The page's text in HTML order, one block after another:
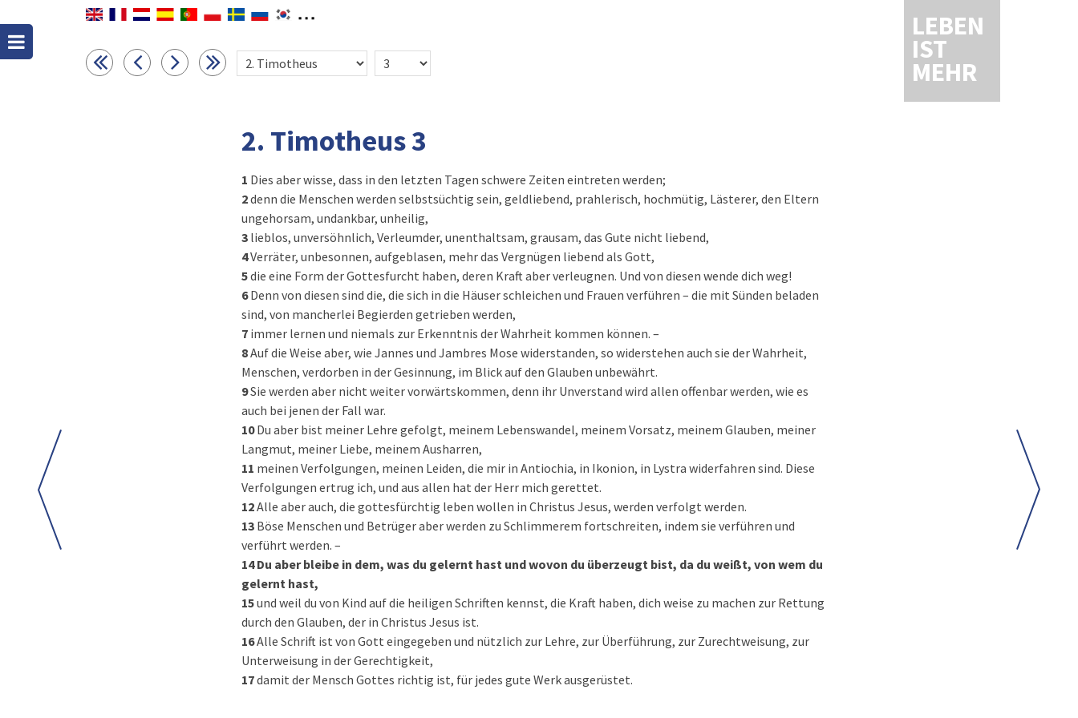
LEBEN
IST
MEHR
2. Timotheus 3
1 Dies aber wisse, dass in den letzten Tagen schwere Zeiten eintreten werden;
2denn die Menschen werden selbstsüchtig sein, geldliebend, prahlerisch, hochmütig, Lästerer, den Eltern
ungehorsam, undankbar, unheilig,
3 lieblos, unversöhnlich, Verleumder, unenthaltsam, grausam, das Gute nicht liebend,
4Verräter, unbesonnen, aufgeblasen, mehr das Vergnügen liebend als Gott,
5die eine Form der Gottesfurcht haben, deren Kraft aber verleugnen. Und von diesen wende dich weg!
6Denn von diesen sind die, die sich in die Häuser schleichen und Frauen verführen – die mit Sünden beladen
sind, von mancherlei Begierden getrieben werden,
7 immer lernen und niemals zur Erkenntnis der Wahrheit kommen können. –
8Auf die Weise aber, wie Jannes und Jambres Mose widerstanden, so widerstehen auch sie der Wahrheit,
Menschen, verdorben in der Gesinnung, im Blick auf den Glauben unbewährt.
9Sie werden aber nicht weiter vorwärtskommen, denn ihr Unverstand wird allen offenbar werden, wie es
auch bei jenen der Fall war.
10Du aber bist meiner Lehre gefolgt, meinem Lebenswandel, meinem Vorsatz, meinem Glauben, meiner
Langmut, meiner Liebe, meinem Ausharren,
11 meinen Verfolgungen, meinen Leiden, die mir in Antiochia, in Ikonion, in Lystra widerfahren sind. Diese
Verfolgungen ertrug ich, und aus allen hat der Herr mich gerettet.
12Alle aber auch, die gottesfürchtig leben wollen in Christus Jesus, werden verfolgt werden.
13 Böse Menschen und Betrüger aber werden zu Schlimmerem fortschreiten, indem sie verführen und
verführt werden. –
14Du aber bleibe in dem, was du gelernt hast und wovon du überzeugt bist, da du weißt, von wem du
gelernt hast,
15und weil du von Kind auf die heiligen Schriften kennst, die Kraft haben, dich weise zu machen zur Rettung
durch den Glauben, der in Christus Jesus ist.
16Alle Schrift ist von Gott eingegeben und nützlich zur Lehre, zur Überführung, zur Zurechtweisung, zur
Unterweisung in der Gerechtigkeit,
17damit der Mensch Gottes richtig ist, für jedes gute Werk ausgerüstet.